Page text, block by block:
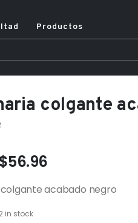
Productos
colgante
$56.96
colgante acabado negro
2 in stock